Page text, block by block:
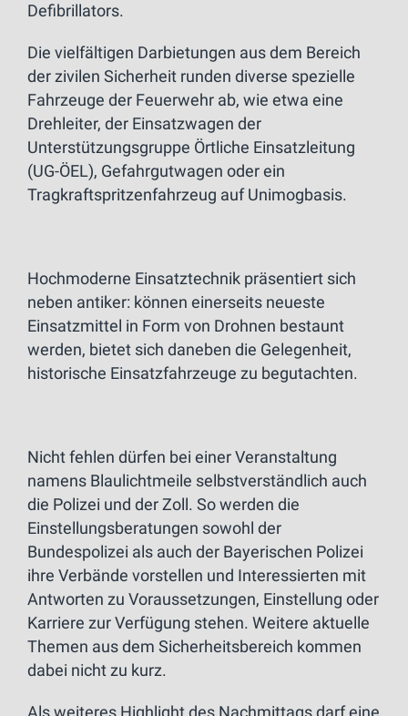
Defibrillators.
Die vielfältigen Darbietungen aus dem Bereich
der zivilen Sicherheit runden diverse spezielle
Fahrzeuge der Feuerwehr ab, wie etwa eine
Drehleiter, der Einsatzwagen der
Unterstützungsgruppe Örtliche Einsatzleitung
(UG-ÖEL), Gefahrgutwagen oder ein
Tragkraftspritzenfahrzeug auf Unimogbasis.
Hochmoderne Einsatztechnik präsentiert sich
neben antiker: können einerseits neueste
Einsatzmittel in Form von Drohnen bestaunt
werden, bietet sich daneben die Gelegenheit,
historische Einsatzfahrzeuge zu begutachten.
Nicht fehlen dürfen bei einer Veranstaltung
namens Blaulichtmeile selbstverständlich auch
die Polizei und der Zoll. So werden die
Einstellungsberatungen sowohl der
Bundespolizei als auch der Bayerischen Polizei
ihre Verbände vorstellen und Interessierten mit
Antworten zu Voraussetzungen, Einstellung oder
Karriere zur Verfügung stehen. Weitere aktuelle
Themen aus dem Sicherheitsbereich kommen
dabei nicht zu kurz.
Als weiteres Highlight des Nachmittags darf eine